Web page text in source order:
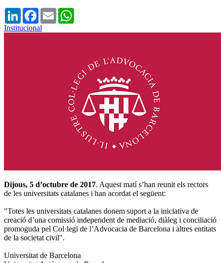
LinkedInFacebook
Email
Institucional
Dijous, 5 d’octubre de 2017. Aquest matí s’han reunit els rectors
de les universitats catalanes i han acordat el següent:
"Totes les universitats catalanes donem suport a la iniciativa de
creació d’una comissió independent de mediació, diàleg i conciliació
promoguda pel Col·legi de l’Advocacia de Barcelona i altres entitats
de la societat civil".
Universitat de Barcelona